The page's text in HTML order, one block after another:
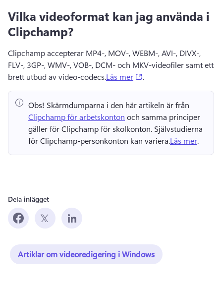
Vilka videoformat kan jag använda i
Clipchamp?
Clipchamp accepterar MP4-, MOV-, WEBM-, AVI-, DIVX-,
FLV-, 3GP-, WMV-, VOB-, DCM- och MKV-videofiler samt ett
brett utbud av video-codecs.Läs mer .
Obs!
Clipchamp för arbetskonton och samma principer
gäller för Clipchamp för skolkonton. Självstudierna
för Clipchamp-personkonton kan variera.Läs mer.
Dela inlägget
Artiklar om videoredigering i Windows